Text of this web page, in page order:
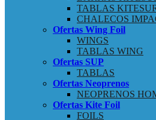
TABLAS
CHALECOS
Ofertas Wing Foil
WINGS
TABLAS WING
Ofertas SUP
TABLAS
Ofertas Neoprenos
NEOPRENOS
Ofertas Kite Foil
FOILS